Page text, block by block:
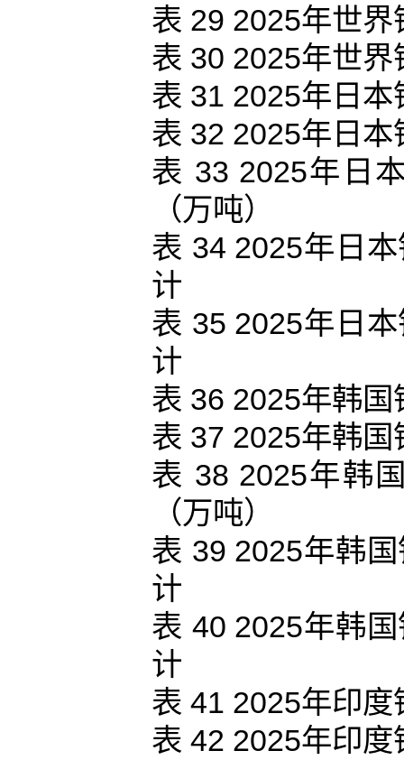
表 29 2025年世
表 30 2025年世
表 31 2025年日
表 32 2025年日
表 33 2025年日
（万吨）
表 34 2025年日
计
表 35 2025年日
计
表 36 2025年韩
表 37 2025年韩
表 38 2025年韩
（万吨）
表 39 2025年韩
计
表 40 2025年韩
计
表 41 2025年印
表 42 2025年印